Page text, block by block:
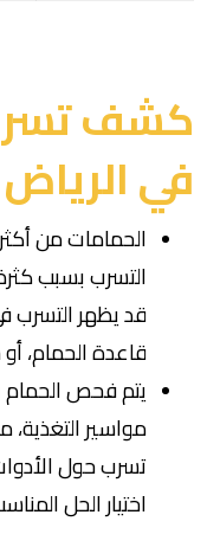
كشف
في الرياض
الحمامات من
التسرب بسبب
قد يظهر التسرب
قاعدة الحمام،
يتم فحص
مواسير
تسرب حول
اختيار الحل